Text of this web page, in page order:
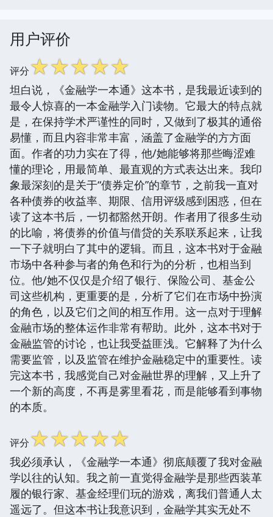
用户评价
评分☆☆☆☆☆
坦白说，《金融学一本通》这本书，是我最近读到的
最令人惊喜的一本金融学入门读物。它最大的特点就
是，在保持学术严谨性的同时，又做到了极其的通俗
易懂，而且内容非常丰富，涵盖了金融学的方方面
面。作者的功力实在了得，他/她能够将那些晦涩难
懂的理论，用最简单、最直观的方式表达出来。我印
象最深刻的是关于“债券定价”的章节，之前我一直对
各种债券的收益率、期限、信用评级感到困惑，但在
读了这本书后，一切都豁然开朗。作者用了很多生动
的比喻，将债券的价值与借贷的关系联系起来，让我
一下子就明白了其中的逻辑。而且，这本书对于金融
市场中各种参与者的角色和行为的分析，也相当到
位。他/她不仅仅是介绍了银行、保险公司、基金公
司这些机构，更重要的是，分析了它们在市场中扮演
的角色，以及它们之间的相互作用。这一点对于理解
金融市场的整体运作非常有帮助。此外，这本书对于
金融监管的讨论，也让我受益匪浅。它解释了为什么
需要监管，以及监管在维护金融稳定中的重要性。读
完这本书，我感觉自己对金融世界的理解，又上升了
一个新的高度，不再是雾里看花，而是能够看到事物
的本质。
评分☆☆☆☆☆
我必须承认，《金融学一本通》彻底颠覆了我对金融
学以往的认知。我之前一直觉得金融学是那些西装革
履的银行家、基金经理们玩的游戏，离我们普通人太
遥远了。但这本书让我意识到，金融学其实无处不